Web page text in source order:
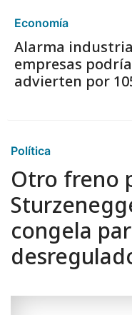
Economía
Alarma
empresas
advierten por
Política
Otro freno
congela